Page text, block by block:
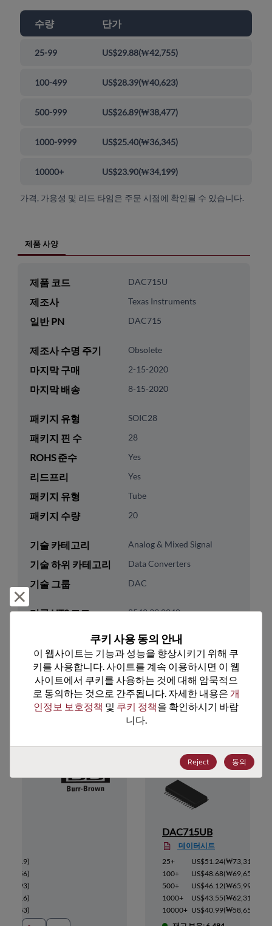
수량 단가
25-99 US$29.88(₩42,755)
100-499 US$28.39(₩40,623)
500-999 US$26.89(₩38,477)
1000-9999 US$25.40(₩36,345)
10000+ US$23.90(₩34,199)
가격, 가용성 및 리드 타임은 주문 시점에 확인될 수 있습니다.
제품 사양
제품 코드 DAC715U
제조사 Texas Instruments
일반 PN DAC715
제조사 수명 주기 Obsolete
마지막 구매 2-15-2020
마지막 배송 8-15-2020
패키지 유형 SOIC28
패키지 핀 수 28
ROHS 준수 Yes
리드프리 Yes
패키지 유형 Tube
패키지 수량 20
기술 카테고리 Analog & Mixed Signal
기술 하위 카테고리 Data Converters
기술 그룹 DAC
미국 HTS 코드 8542.39.0040
EAR99
추천 대체 제품
)
)
)
)
)
DAC715UB
데이터시트
25+
US$51.24(₩73,319
100+
US$48.68(₩69,656
500+
US$46.12(₩65,993
1000+
US$43.55(₩62,316
10000+ US$40.99(₩58,653
쿠키 사용 동의 안내
이 웹사이트는 기능과 성능을 향상시키기 위해 쿠
키를 사용합니다. 사이트를 계속 이용하시면 이 웹
사이트에서 쿠키를 사용하는 것에 대해 암묵적으
로 동의하는 것으로 간주됩니다. 자세한 내용은 개
인정보 보호정책 및 쿠키 정책을 확인하시기 바랍
니다.
Reject 동의